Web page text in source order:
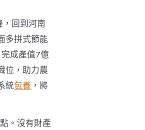
，回到河南
多拼式節能
成產值7億
位，助力農
統包養 ，將
。沒有財產